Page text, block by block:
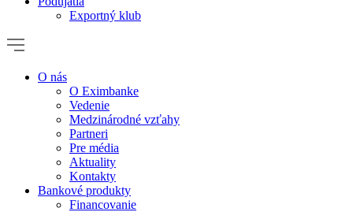
Exportný klub
O nás
O Eximbanke
Vedenie
Medzinárodné vzťahy
Partneri
Pre média
Aktuality
Kontakty
Bankové produkty
Financovanie